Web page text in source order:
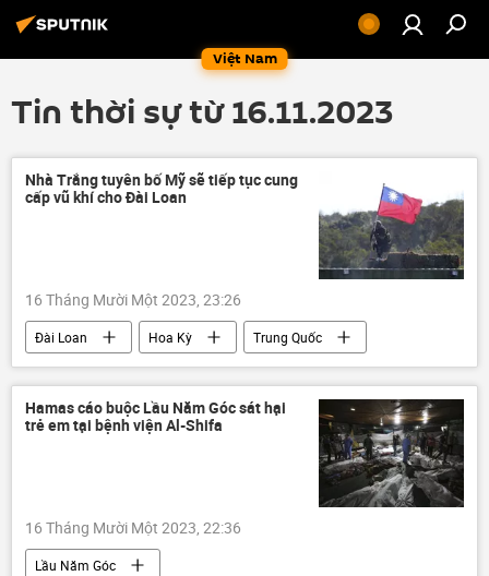
Việt Nam
Tin thời sự từ 16.11.2023
Nhà Trắng tuyên bố Mỹ sẽ tiếp tục cung
cấp vũ khí cho Đài Loan
16 Tháng Mười Một 2023, 23:26
Đài Loan Hoa Kỳ
Trung Quốc
Thế giới
Quân sự
viện trợ quân sự
Nhà Trắng
Bắc Kinh
Hamas cáo buộc Lầu Năm Góc sát hại
trẻ em tại bệnh viện Al-Shifa
16 Tháng Mười Một 2023, 22:36
Lầu Năm Góc